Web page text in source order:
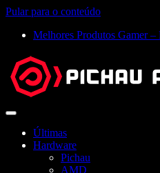
Pular para o conteúdo
Melhores Produtos Gamer –
Abrir
Últimas
Hardware
Pichau
AMD